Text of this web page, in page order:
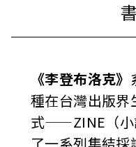
《李登布洛克》
種在台灣出版界
式——ZINE（小